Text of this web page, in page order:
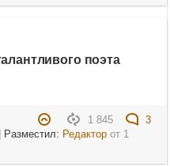
поэта
1 845
3
Редакторот 1